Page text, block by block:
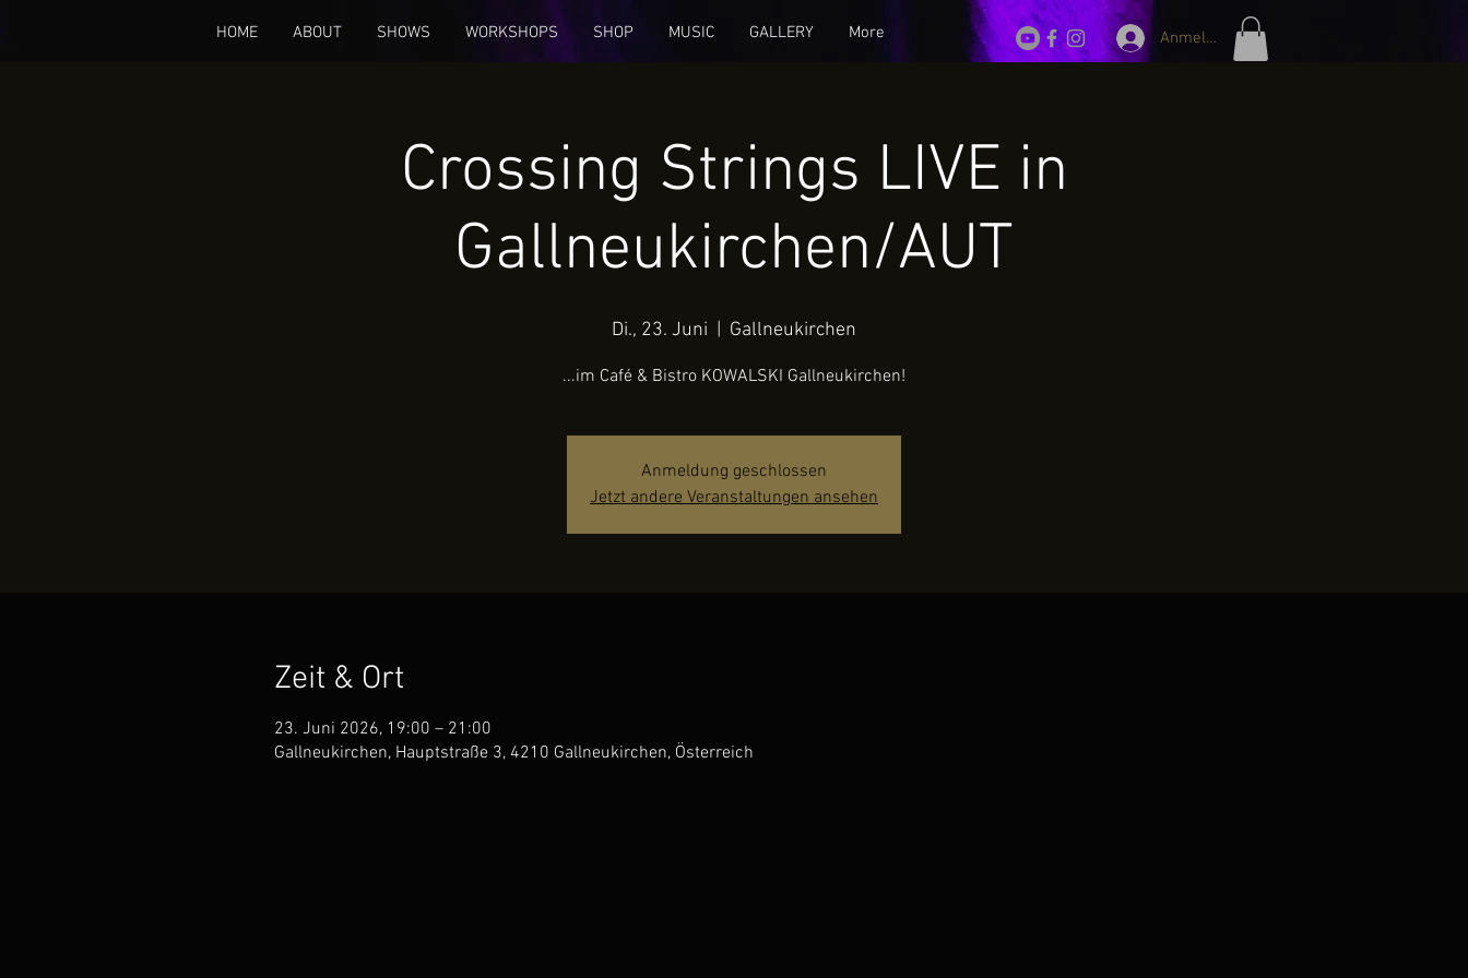
HOME ABOUT SHOWS WORKSHOPS SHOP MUSIC GALLERY More Anmelden
Crossing Strings LIVE in
Gallneukirchen/AUT
Di., 23. Juni Gallneukirchen
...im Café & Bistro KOWALSKI Gallneukirchen!
Anmeldung geschlossen
Jetzt andere Veranstaltungen ansehen
Zeit & Ort
23. Juni 2026, 19:00 – 21:00
Gallneukirchen, Hauptstraße 3, 4210 Gallneukirchen, Österreich